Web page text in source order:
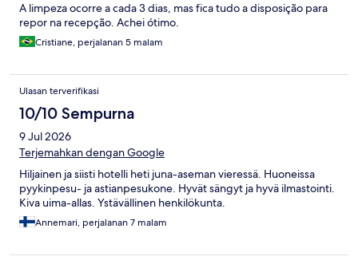
A limpeza ocorre a cada 3 dias, mas fica tudo a disposição para
repor na recepção. Achei ótimo.
Cristiane, perjalanan 5 malam
Ulasan terverifikasi
10/10 Sempurna
9 Jul 2026
Terjemahkan dengan Google
Hiljainen ja siisti hotelli heti juna-aseman vieressä. Huoneissa
pyykinpesu- ja astianpesukone. Hyvät sängyt ja hyvä ilmastointi.
Kiva uima-allas. Ystävällinen henkilökunta.
Annemari, perjalanan 7 malam